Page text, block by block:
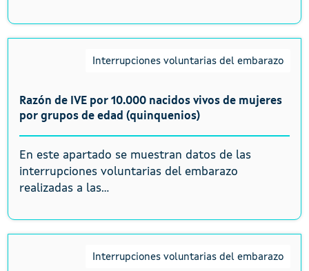
Interrupciones voluntarias del embarazo
Razón de IVE por 10.000 nacidos vivos de mujeres
por grupos de edad (quinquenios)
En este apartado se muestran datos de las
interrupciones voluntarias del embarazo
realizadas a las...
Interrupciones voluntarias del embarazo